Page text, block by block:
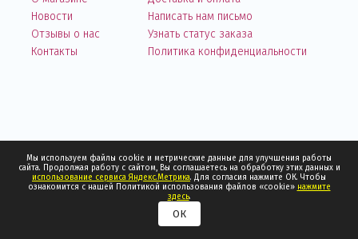
Новости
Отзывы о нас
Контакты
Написать нам письмо
Узнать статус заказа
Политика конфиденциальности
Мы используем файлы cookie и метрические данные для улучшения работы
сайта. Продолжая работу с сайтом, Вы соглашаетесь на обработку этих данных и
использование сервиса Яндекс.Метрика. Для согласия нажмите ОК. Чтобы
ознакомится с нашей Политикой использования файлов «cookie» нажмите
здесь.
ОК